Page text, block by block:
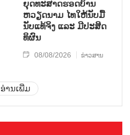
ຍຸດ​ທະ​ສາດ​ຮອດ​ບ້ານ
ຫວຽດ​ນາມ ໄທ​ໃຫ້​ນັບ​ມື້​
ນັບ​ແທ້​ຈິງ ແລະ ມີ​ປະ​ສິດ​
ທິ​ຜົນ
08/08/2026 ຂ່າວສານ
ອ່ານເພີ່ມ